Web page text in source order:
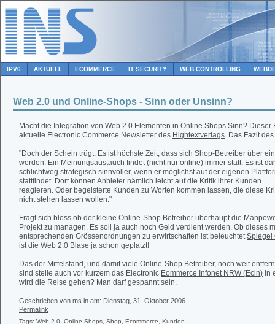
IPV6 AKTUELL ECOMMERCE IT SECURITY WEB CONTROLLING
Web 2.0 und Online-Shops - Sinn oder Unsinn?
Macht die Integration von Web 2.0 Elementen in Online Shops Sinn? Dieser
aktuelle Electronic Commerce Newsletter des Hightextverlags. Das Fazit
"Doch der Schein trügt. Es ist höchste Zeit, dass sich Shop-Betreiber über
werden: Ein Meinungsaustauch findet (nicht nur online) immer statt. Es ist
schlichtweg strategisch sinnvoller, wenn er möglichst auf der eigenen
stattfindet. Dort können Anbieter nämlich leicht auf die Kritik ihrer Kunden
reagieren. Oder begeisterte Kunden zu Worten kommen lassen, die diese
nicht stehen lassen wollen."
Fragt sich bloss ob der kleine Online-Shop Betreiber überhaupt die
Projekt zu managen. Es soll ja auch noch Geld verdient werden. Ob dieses
entsprechenden Grössenordnungen zu erwirtschaften ist beleuchtetSpiegel
ist die Web 2.0 Blase ja schon geplatzt!
Das der Mittelstand, und damit viele Online-Shop Betreiber, noch weit
sind stelle auch vor kurzem das Electronic Eommerce Infonet NRW (Ecin) in
wird die Reise gehen? Man darf gespannt sein.
Geschrieben von ms in am: Dienstag, 31. Oktober 2006
Permalink
Tags: Web 2.0 Online-Shops Shop Ecommerce
Kunden